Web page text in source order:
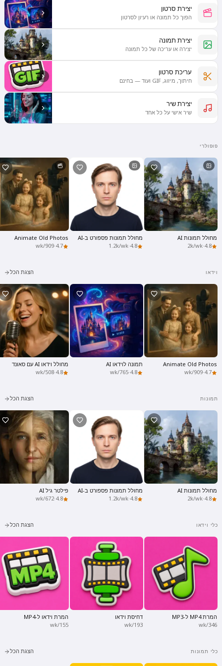
יצירת סרטון
הפוך כל תמונה או רעיון לסרטון
יצירת תמונה
יצירה או עריכה של כל תמונה
עריכת סרטון
חיתוך, מיזוג, GIF ועוד — בחינם
יצירת שיר
שיר אישי על כל אחד
פופולרי
מחולל תמונות AI
4.8
·
2k/wk
מחולל תמונות פספורט ב-AI
4.8
·
1.2k/wk
Animate Old Photos
4.7
·
909/wk
וידאו הצגת הכל
Animate Old Photos
4.7
·
909/wk
תמונה לוידאו AI
4.8
·
765/wk
מחולל וידאו AI עם סאונד
4.8
·
508/wk
תמונות הצגת הכל
מחולל תמונות AI
4.8
·
2k/wk
מחולל תמונות פספורט ב-AI
4.8
·
1.2k/wk
פילטר גיל AI
4.8
·
672/wk
כלי וידאו הצגת הכל
המרת MP4 ל-MP3
346/wk
דחיסת וידאו
193/wk
המרת וידאו ל-MP4
155/wk
כלי תמונות הצגת הכל